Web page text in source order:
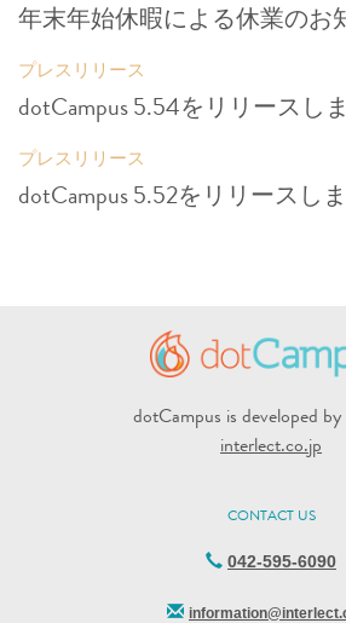
年末年始休暇による休業のお
プレスリリース
dotCampus 5.54をリリースし
プレスリリース
dotCampus 5.52をリリースし
dotCampus is developed
interlect.co.jp
CONTACT US
042-595-6090